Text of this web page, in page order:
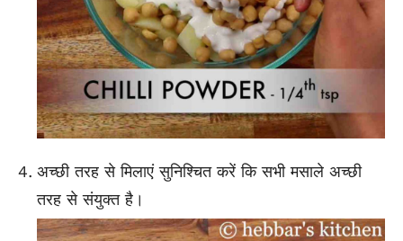
अच्छी तरह से मिलाएं सुनिश्चित करें कि सभी मसाले अच्छी
तरह से संयुक्त है।